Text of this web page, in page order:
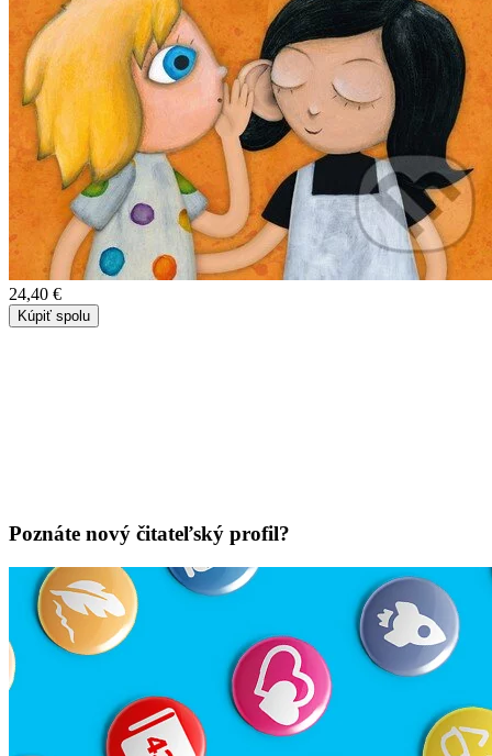
24,40 €
Kúpiť spolu
Poznáte nový čitateľský profil?